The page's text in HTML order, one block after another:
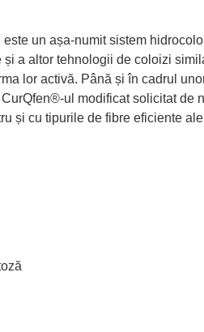
un așa-numit sistem
a altor tehnologii de coloizi
lor activă. Până și în cadrul
ul modificat solicitat de
și cu tipurile de fibre eficiente